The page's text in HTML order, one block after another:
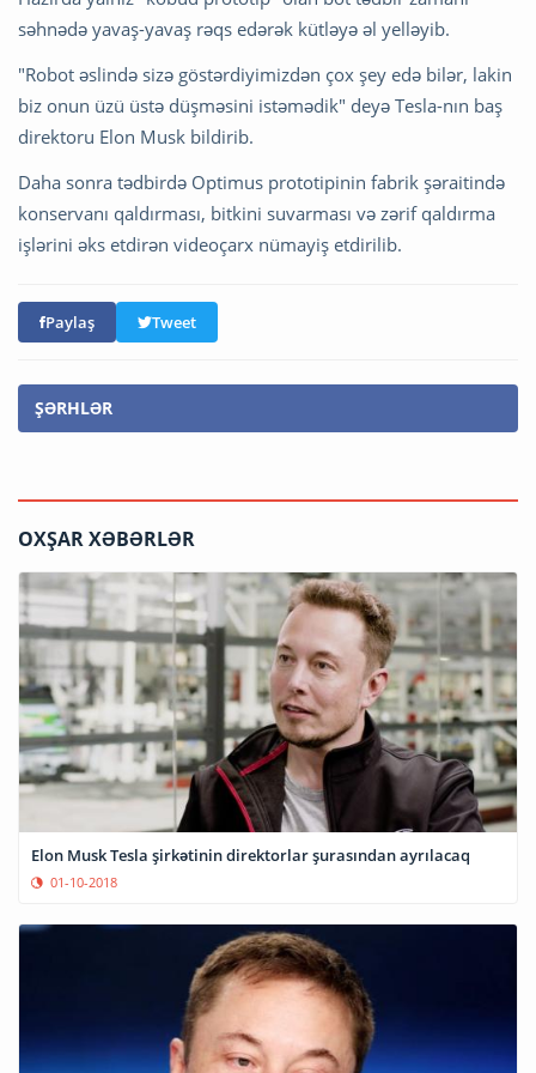
səhnədə yavaş-yavaş rəqs edərək kütləyə əl yelləyib.
"Robot əslində sizə göstərdiyimizdən çox şey edə bilər, lakin
biz onun üzü üstə düşməsini istəmədik" deyə Tesla-nın baş
direktoru Elon Musk bildirib.
Daha sonra tədbirdə Optimus prototipinin fabrik şəraitində
konservanı qaldırması, bitkini suvarması və zərif qaldırma
işlərini əks etdirən videoçarx nümayiş etdirilib.
Paylaş Tweet
ŞƏRHLƏR
OXŞAR XƏBƏRLƏR
Elon Musk Tesla şirkətinin direktorlar şurasından ayrılacaq
01-10-2018